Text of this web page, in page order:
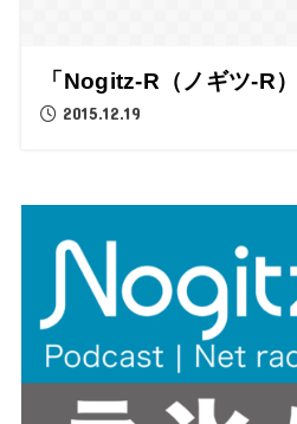
「Nogitz-R（ノギツ-R
2015.12.19